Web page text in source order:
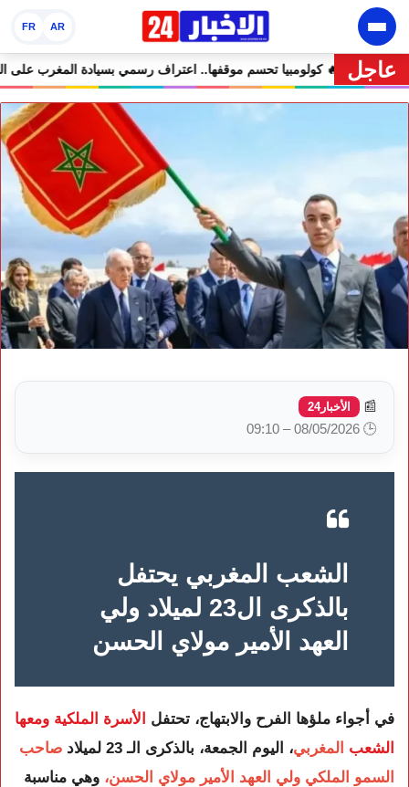
AR
FR
عاجلخير في مرمى التعليقات الساخرة🔥 كولومبيا تحسم موقفها..
📰 الأخبار24
🕒 08/05/2026 – 09:10
الشعب المغربي يحتفل
بالذكرى ال23 لميلاد ولي
العهد الأمير مولاي الحسن
في أجواء ملؤها الفرح والابتهاج، تحتفل
الأسرة الملكية ومعها
الشعب المغربي، اليوم الجمعة، بالذكرى الـ 23 لميلاد
صاحب
السمو الملكي ولي العهد الأمير مولاي الحسن، وهي مناسبة